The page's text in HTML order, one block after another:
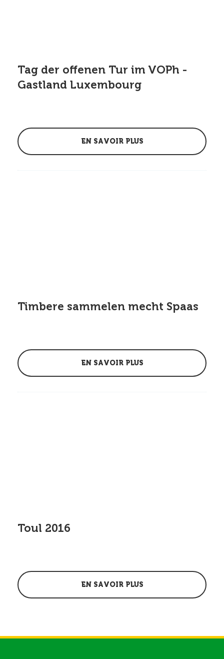
Tag der offenen Tur im VOPh -
Gastland Luxembourg
EN SAVOIR PLUS
Timbere sammelen mecht Spaas
EN SAVOIR PLUS
Toul 2016
EN SAVOIR PLUS